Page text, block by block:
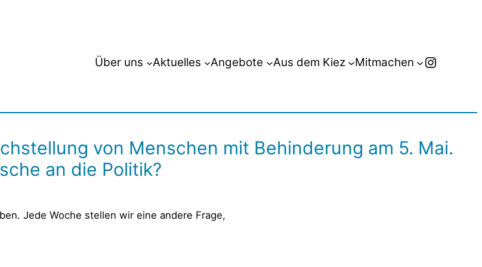
Über uns Aktuelles Angebote Aus dem Kiez Mitmachen
von Menschen mit Behinderung am 5. Mai.
an die Politik?
Jede Woche stellen wir eine andere Frage,